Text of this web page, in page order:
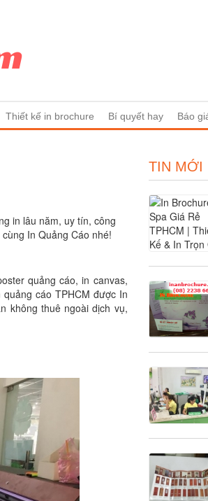
Thiết kế in brochure Bí quyết hay Báo
in lâu năm, uy tín, công
In Quảng Cáo nhé!
quảng cáo, in canvas,
cáo TPHCM được In
không thuê ngoài dịch vụ,
TIN MỚI